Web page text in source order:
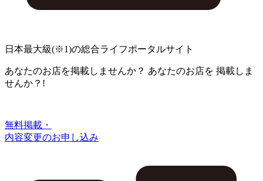
日本最大級(※1)の総合ライフポータルサイト
あなたのお店を掲載しませんか？ あなたのお店を 掲載しま
せんか？!
無料掲載・
内容変更のお申し込み